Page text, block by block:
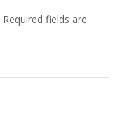
Required fields are